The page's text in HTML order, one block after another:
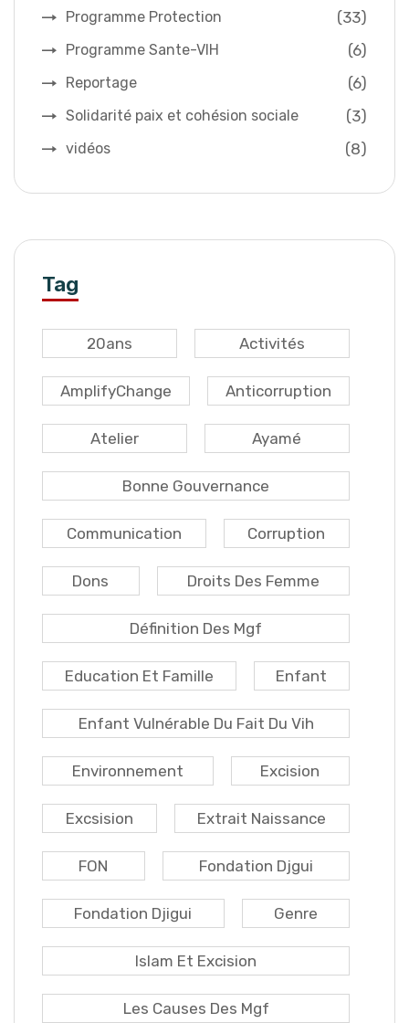
Programme Protection (33)
Programme Sante-VIH (6)
Reportage (6)
Solidarité paix et cohésion sociale (3)
vidéos (8)
Tag
20ans Activités
AmplifyChange Anticorruption
Atelier Ayamé
Bonne Gouvernance
Communication Corruption
Dons Droits Des Femme
Définition Des Mgf
Education Et Famille Enfant
Enfant Vulnérable Du Fait Du Vih
Environnement Excision
Excsision Extrait Naissance
FON Fondation Djgui
Fondation Djigui Genre
Islam Et Excision
Les Causes Des Mgf